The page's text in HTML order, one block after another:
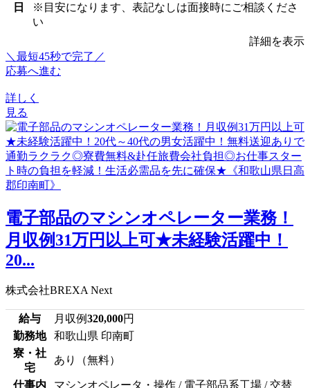
日
※目安になります、表記なしは面接時にご相談くださ
い
詳細を表示
＼最短45秒で完了／
応募へ進む
詳しく
見る
電子部品のマシンオペレーター業務！
月収例31万円以上可★未経験活躍中！
20...
株式会社BREXA Next
給与 月収例320,000円
勤務地
和歌山県 印南町
寮・社
宅
あり（無料）
仕事内 マシンオペレータ・操作 / 電子部品系工場 / 交替